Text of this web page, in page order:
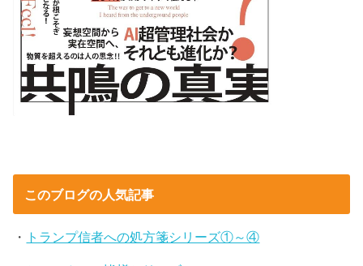
このブログの人気記事
・ トランプ信者への処方箋シリーズ①～④